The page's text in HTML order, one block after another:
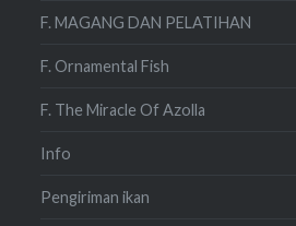
F. MAGANG DAN PELATIHAN
F. Ornamental Fish
F. The Miracle Of Azolla
Info
Pengiriman ikan